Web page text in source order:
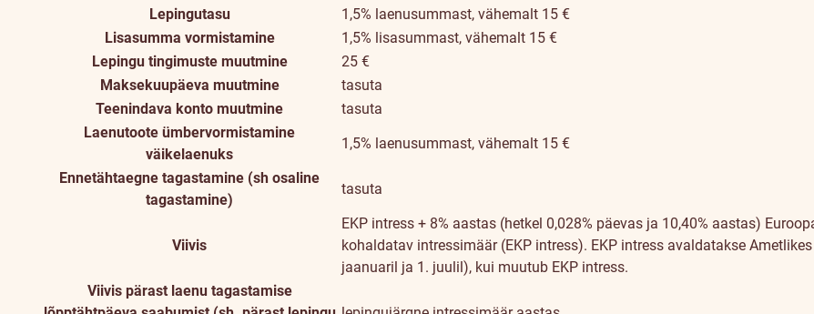
Lepingutasu
1,5% laenusummast, vähemalt 15 €
Lisasumma vormistamine
1,5% lisasummast, vähemalt 15 €
Lepingu tingimuste muutmine
25 €
Maksekuupäeva muutmine
tasuta
Teenindava konto muutmine
tasuta
Laenutoote ümbervormistamine
väikelaenuks
1,5% laenusummast, vähemalt 15 €
Ennetähtaegne tagastamine (sh osaline
tagastamine)
tasuta
Viivis
EKP intress + 8% aastas (hetkel 0,028% päevas ja 10,40% aastas)
kohaldatav intressimäär (EKP intress). EKP intress avaldatakse
jaanuaril ja 1. juulil), kui muutub EKP intress.
Viivis pärast laenu tagastamise